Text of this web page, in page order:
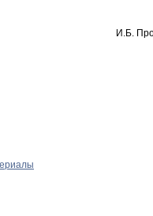
И.Б.